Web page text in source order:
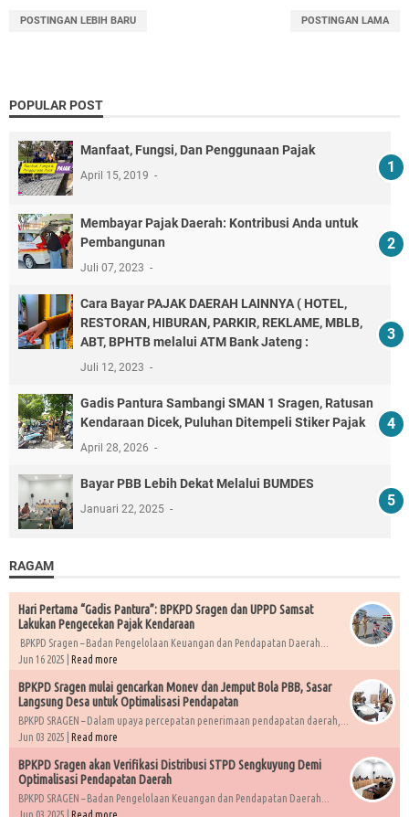
POSTINGAN LEBIH BARU POSTINGAN LAMA
POPULAR POST
Manfaat, Fungsi, Dan Penggunaan Pajak
April 15, 2019
Membayar Pajak Daerah: Kontribusi Anda untuk
Pembangunan
Juli 07, 2023
Cara Bayar PAJAK DAERAH LAINNYA ( HOTEL,
RESTORAN, HIBURAN, PARKIR, REKLAME, MBLB,
ABT, BPHTB melalui ATM Bank Jateng :
Juli 12, 2023
Gadis Pantura Sambangi SMAN 1 Sragen, Ratusan
Kendaraan Dicek, Puluhan Ditempeli Stiker Pajak
April 28, 2026
Bayar PBB Lebih Dekat Melalui BUMDES
Januari 22, 2025
RAGAM
Hari Pertama “Gadis Pantura”: BPKPD Sragen dan UPPD Samsat
Lakukan Pengecekan Pajak Kendaraan
BPKPD Sragen – Badan Pengelolaan Keuangan dan Pendapatan Daerah...
Jun 16 2025 | Read more
BPKPD Sragen mulai gencarkan Monev dan Jemput Bola PBB, Sasar
Langsung Desa untuk Optimalisasi Pendapatan
BPKPD SRAGEN – Dalam upaya percepatan penerimaan pendapatan daerah,...
Jun 03 2025 | Read more
BPKPD Sragen akan Verifikasi Distribusi STPD Sengkuyung Demi
Optimalisasi Pendapatan Daerah
BPKPD SRAGEN – Badan Pengelolaan Keuangan dan Pendapatan Daerah...